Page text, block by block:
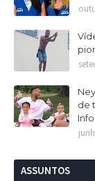
de
ASSUNTOS